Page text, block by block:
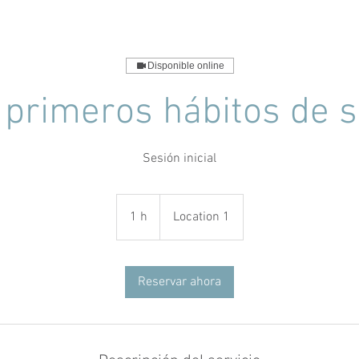
Disponible online
hábitos de
Sesión inicial
1 h Location 1
Reservar ahora